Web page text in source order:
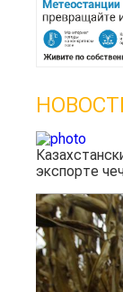
экспорте